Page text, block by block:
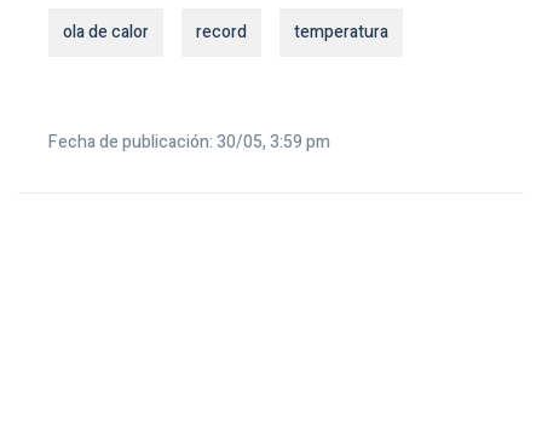
ola de calor record temperatura
Fecha de publicación: 30/05, 3:59 pm